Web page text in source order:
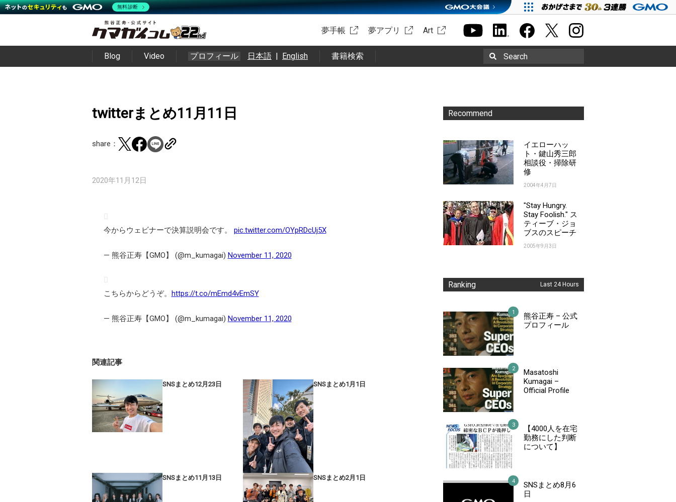
夢手帳 夢アプリ Art
Blog Video プロフィール 日本語 | English 書籍検索 Search
twitterまとめ11月11日
share：
2020年11月12日
今からウェビナーで決算説明会です。 pic.twitter.com/OYpRDcUj5X
— 熊谷正寿【GMO】 (@m_kumagai) November 11, 2020
こちらからどうぞ。 https://t.co/mEmd4vEmSY
— 熊谷正寿【GMO】 (@m_kumagai) November 11, 2020
関連記事
SNSまとめ12月23日 SNSまとめ1月1日
SNSまとめ11月13日 SNSまとめ2月1日
Recommend
イエローハッ
ト・鍵山秀三郎
相談役・掃除研
修
2004年4月7日
"Stay Hungry.
Stay Foolish." ス
ティーブ・ジョ
ブスのスピーチ
2005年9月3日
Ranking Last 24 Hours
熊谷正寿 – 公式
プロフィール
Masatoshi
Kumagai –
Official Profile
【4000人を在宅
勤務にした判断
について】
SNSまとめ8月6
日
無料診断